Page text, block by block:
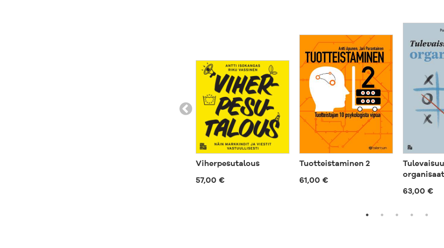
Jani A.
"Tämä kirja
hektistä arkea.
vinkkejä!"
Mikko Fiskaali,
Viherpesutalous
57,00 €
Tuotteistaminen 2
61,00 €
63,00 €